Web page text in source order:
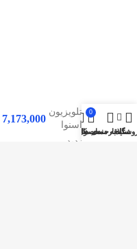
صفحات پربازدید
تلویزیون
اسنوا
75SA620
7,173,000
سایدبار
علاقه مندی ها
0
محصول
حساب کاربری من